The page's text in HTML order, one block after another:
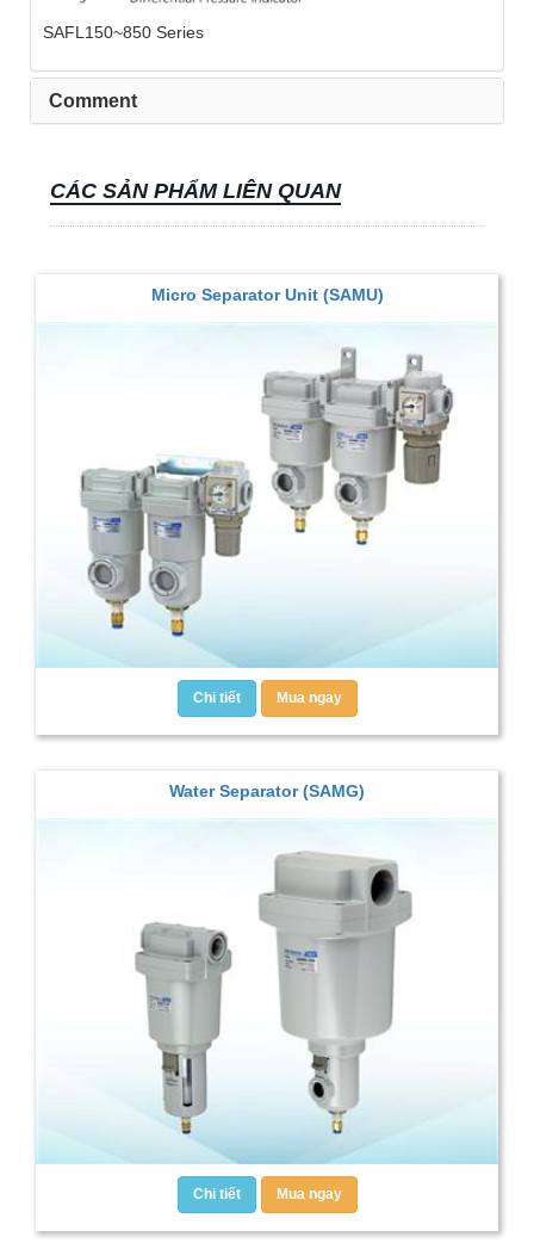
SAFL150~850 Series
Comment
CÁC SẢN PHẨM LIÊN QUAN
Micro Separator Unit (SAMU)
Chi tiết Mua ngay
Water Separator (SAMG)
Chi tiết Mua ngay